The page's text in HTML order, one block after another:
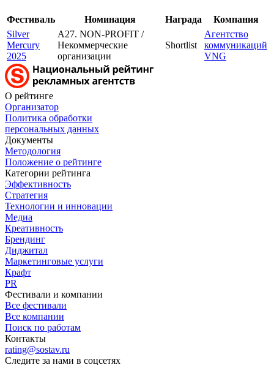
Фестиваль Номинация Награда
Компания
Silver
Mercury
2025
A27. NON-PROFIT /
Некоммерческие
организации
Shortlist
Агентство
коммуникаций
VNG
О рейтинге
Организатор
Политика обработки
персональных данных
Документы
Методология
Положение о рейтинге
Категории рейтинга
Эффективность
Стратегия
Технологии и инновации
Медиа
Креативность
Брендинг
Диджитал
Маркетинговые услуги
Крафт
PR
Фестивали и компании
Все фестивали
Все компании
Поиск по работам
Контакты
rating@sostav.ru
Следите за нами в соцсетях